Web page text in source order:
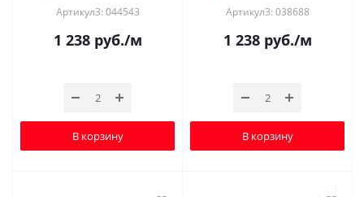
Артикул3: 044543
1 238руб./м
В корзину
Артикул3: 038688
1 238руб./м
В корзину